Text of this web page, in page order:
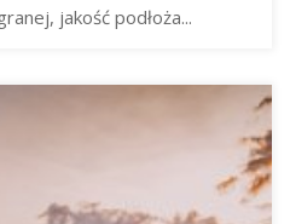
jakość podłoża...